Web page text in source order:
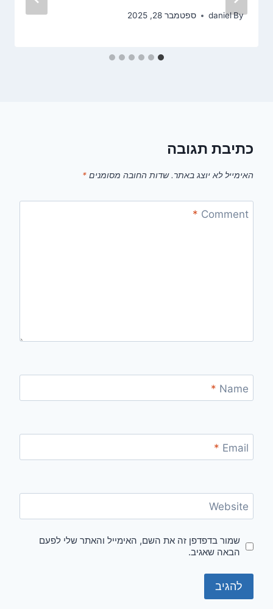
By
daniel ספטמבר 28, 2025
כתיבת תגובה
האימייל לא יוצג באתר. שדות החובה מסומנים *
Comment
*
Name
*
Email
*
Website
שמור בדפדפן זה את השם, האימייל והאתר שלי לפעם
הבאה שאגיב.